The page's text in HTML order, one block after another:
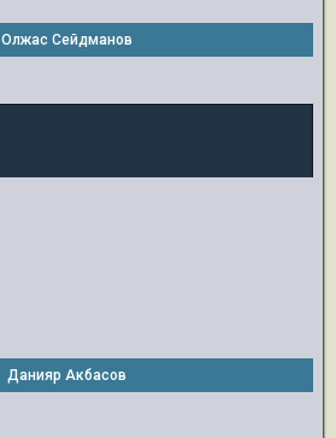
Олжас Сейдманов
Данияр Акбасов